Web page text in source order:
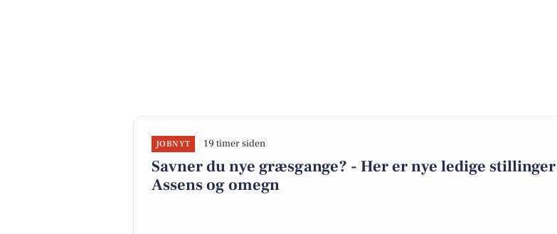
JOBNYT 19 timer siden
Savner du nye græsgange? - Her er nye ledige
Assens og omegn